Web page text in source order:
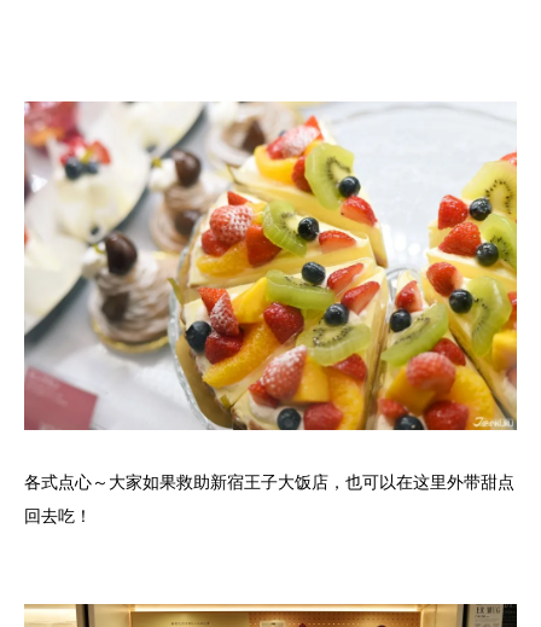
各式点心～大家如果救助新宿王子大饭店，也可以在这里外带甜点
回去吃！